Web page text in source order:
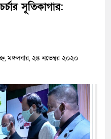
সূতিকাগার:
২৪ নভেম্বর ২০২০